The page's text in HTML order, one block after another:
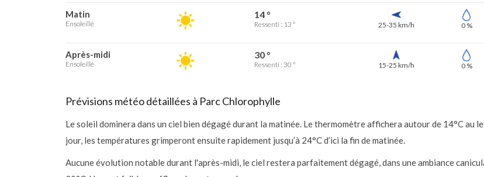
Matin
Ensoleillé
14 °
Ressenti : 13 ° 25-35 km/h 0 %
Après-midi
Ensoleillé
30 °
Ressenti : 30 ° 15-25 km/h 0 %
Prévisions météo détaillées à Parc Chlorophylle
Le soleil dominera dans un ciel bien dégagé durant la matinée. Le thermomètre affichera autour de 14°C au
jour, les températures grimperont ensuite rapidement jusqu’à 24°C d’ici la fin de matinée.
Aucune évolution notable durant l'après-midi, le ciel restera parfaitement dégagé, dans une ambiance